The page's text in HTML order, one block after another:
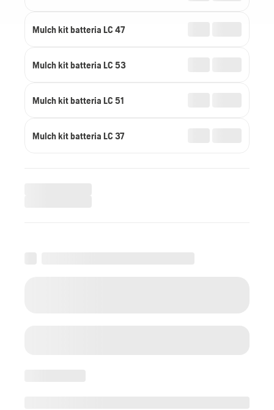
Mulch kit batteria LC 47
Mulch kit batteria LC 53
Mulch kit batteria LC 51
Mulch kit batteria LC 37